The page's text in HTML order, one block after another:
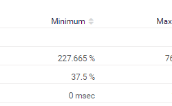
Estado de advertencia S.M.A.R.T.